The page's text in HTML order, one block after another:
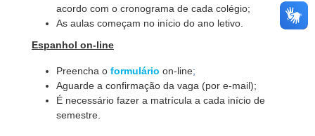
acordo com o cronograma de cada colégio;
As aulas começam no início do ano letivo.
Espanhol on-line
Preencha o formulário on-line;
Aguarde a confirmação da vaga (por e-mail);
É necessário fazer a matrícula a cada início de
semestre.